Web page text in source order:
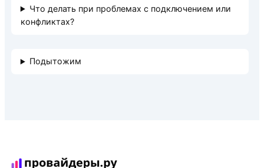
Что делать при проблемах с подключением или
конфликтах?
Подытожим